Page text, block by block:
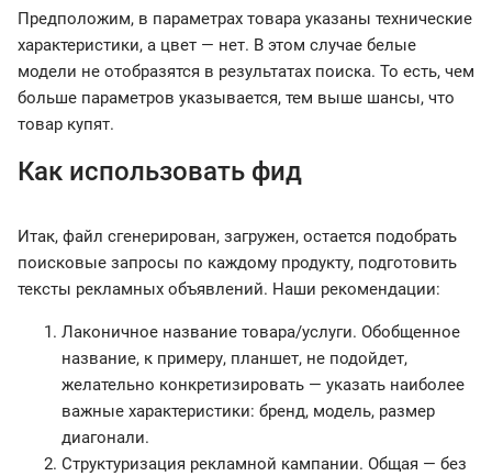
Предположим, в параметрах товара указаны технические
характеристики, а цвет — нет. В этом случае белые
модели не отобразятся в результатах поиска. То есть, чем
больше параметров указывается, тем выше шансы, что
товар купят.
Как использовать фид
Итак, файл сгенерирован, загружен, остается подобрать
поисковые запросы по каждому продукту, подготовить
тексты рекламных объявлений. Наши рекомендации:
Лаконичное название товара/услуги. Обобщенное
название, к примеру, планшет, не подойдет,
желательно конкретизировать — указать наиболее
важные характеристики: бренд, модель, размер
диагонали.
Структуризация рекламной кампании. Общая — без